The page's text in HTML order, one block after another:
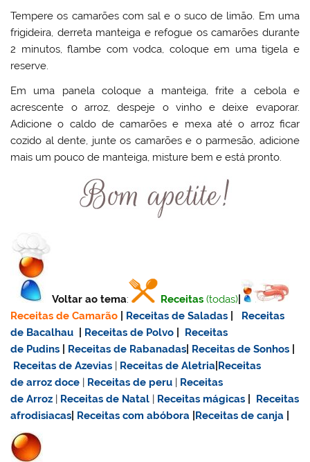
Tempere os camarões com sal e o suco de limão. Em uma
frigideira, derreta manteiga e refogue os camarões durante
2 minutos, flambe com vodca, coloque em uma tigela e
reserve.
Em uma panela coloque a manteiga, frite a cebola e
acrescente o arroz, despeje o vinho e deixe evaporar.
Adicione o caldo de camarões e mexa até o arroz ficar
cozido al dente, junte os camarões e o parmesão, adicione
mais um pouco de manteiga, misture bem e está pronto.
Voltar ao tema: Receitas (todas)
Receitas de Camarão
Receitas de Saladas
Receitas
de Bacalhau
Receitas de Polvo
Receitas
de Pudins
Receitas de Rabanadas Receitas de Sonhos
Receitas de Azevias | Receitas de Aletria Receitas
dearroz doce | Receitas de peru | Receitas
de Arroz | Receitas de Natal | Receitas mágicas
Receitas
afrodisiacas Receitas com abóbora Receitas de canja